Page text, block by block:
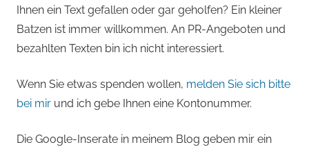
Ihnen ein Text gefallen oder gar geholfen? Ein kleiner
Batzen ist immer willkommen. An PR-Angeboten und
bezahlten Texten bin ich nicht interessiert.
Wenn Sie etwas spenden wollen, melden Sie sich bitte
bei mir und ich gebe Ihnen eine Kontonummer.
Die Google-Inserate in meinem Blog geben mir ein